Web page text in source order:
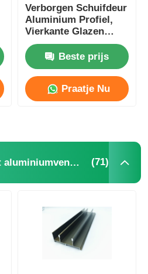
Verborgen Schuifdeur
Aluminium Profiel,
Vierkante Glazen
Scheidingswand
Aluminium Profiel
OEM ODM
Beste prijs
Praatje Nu
De Profielen van het aluminiumvenster (71)